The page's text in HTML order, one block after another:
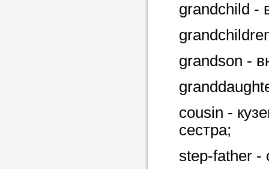
Мы
в
советам,
репетитора
grandchild -
grandson -
cousin -
сестра;
step-father -